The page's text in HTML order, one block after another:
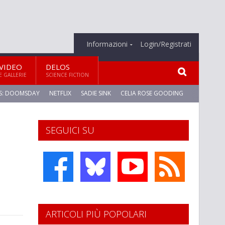
Informazioni Login/Registrati
GALLERIE
DELOS
SCIENCE FICTION
DOOMSDAY NETFLIX SADIE SINK CELIA ROSE GOODING
SEGUICI SU
ARTICOLI PIÙ POPOLARI